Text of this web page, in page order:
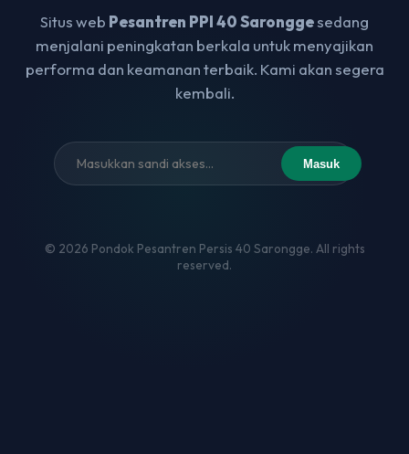
Situs web Pesantren PPI 40 Saronggesedang
menjalani peningkatan berkala untuk menyajikan
performa dan keamanan terbaik. Kami akan segera
kembali.
Masuk
© 2026 Pondok Pesantren Persis 40 Sarongge. All rights
reserved.